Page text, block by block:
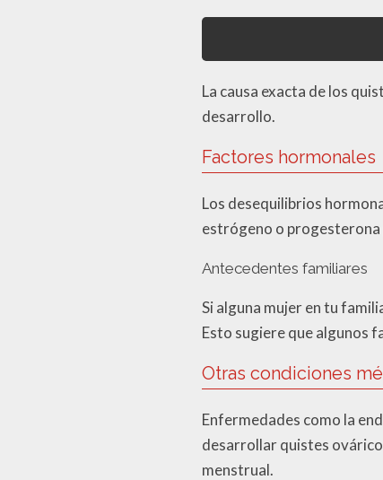
La causa exacta de los
desarrollo.
Factores hormonales
Los desequilibrios
estrógeno o
Antecedentes familiares
Si alguna mujer en tu
Esto sugiere que algunos
Otras condiciones
Enfermedades como la
desarrollar quistes
menstrual.